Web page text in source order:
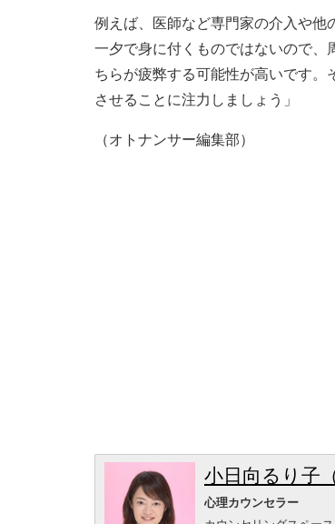
例えば、医師など専門家の介入や他
一夕で身に付くものではないので、
ちらが疲弊する可能性が高いです
させることに注力しましょう」
（オトナンサー編集部）
小日向るり子
心理カウンセラー